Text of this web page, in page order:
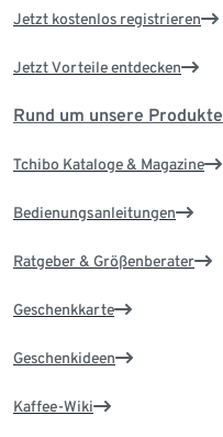
Jetzt kostenlos registrieren
Jetzt Vorteile entdecken
Rund um unsere Produkte
Tchibo Kataloge & Magazine
Bedienungsanleitungen
Ratgeber & Größenberater
Geschenkkarte
Geschenkideen
Kaffee-Wiki